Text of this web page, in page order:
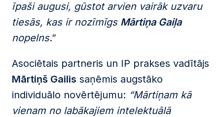
īpaši augusi, gūstot arvien vairāk uzvaru
tiesās, kas ir nozīmīgs Mārtiņa Gaiļa
nopelns.”
Asociētais partneris un IP prakses vadītājs
Mārtiņš Gailis saņēmis augstāko
individuālo novērtējumu: “Mārtiņam kā
vienam no labākajiem intelektuālā